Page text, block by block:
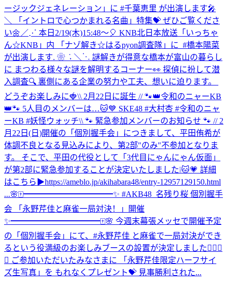
ージックジェネレーション」に #千葉恵里 が出演します🎤
＼ 「イントロで心つかまれる名曲」特集💝 ぜひご覧くださ
い🌼 ‎／⋰ ‎本日2/19(木)15:48～🎈 ‎KNB北日本放送「いっちゃ
ん☆KNB」内 ‎「ナゾ解き☆はるpyon調査隊」に ‎ ⁦‪#橋本陽菜‬⁩
が出演します. ❀ ݁ ˖ ‎＼⋱ ‎謎解きが得意な橋本が富山の暮らし
に ‎まつわる様々な謎を解明するコーナー👀 ‎探偵に扮して潜
入調査🔍 ‎裏側にある企業の努力や工夫、想いに迫ります。 ‎
どうぞお楽しみに🍓\\ 2月22日に誕生 // 🐾👑令和のニャーKB
👑🐾 5人目のメンバーは…🐱💙 SKE48 #大村杏 #令和のニャ
ーKB #妖怪ウォッチ\\ 🐾 緊急参加メンバーのお知らせ 🐾 // 2
月22日(日)開催の「個別握手会」につきまして、平田侑希が
体調不良となる見込みにより、第2部"のみ"不参加となりま
す。 そこで、平田の代役として「3代目にゃんにゃん仮面」
が第2部に緊急参加することが決定いたしました❕🐱💗 詳細
はこちら▶https://ameblo.jp/akihabara48/entry-12957129150.html
...🌸🀄️━━━━━━━━━━━✨ #AKB48_名残り桜 個別握手
会 「永野芹佳と麻雀一局対決！」開催
✨━━━━━━━━━━━🀄️🌸 今週末幕張メッセで開催予定
の「個別握手会」にて、#永野芹佳 と麻雀で一局対決ができ
るという役満級のお楽しみブースの設置が決定しました✊🏻🎯
💖 ご参加いただいたみなさまに 「永野芹佳限定ハーフサイ
ズ生写真」を もれなくプレゼント💝 見事勝利された...